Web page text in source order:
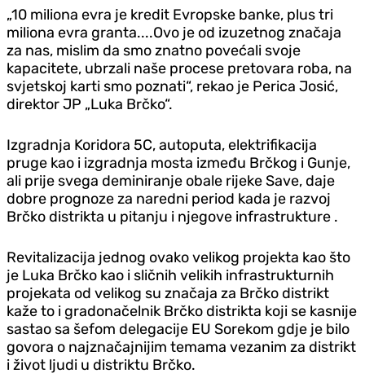
„10 miliona evra je kredit Evropske banke, plus tri
miliona evra granta....Ovo je od izuzetnog značaja
za nas, mislim da smo znatno povećali svoje
kapacitete, ubrzali naše procese pretovara roba, na
svjetskoj karti smo poznati“, rekao je Perica Josić,
direktor JP „Luka Brčko“.
Izgradnja Koridora 5C, autoputa, elektrifikacija
pruge kao i izgradnja mosta između Brčkog i Gunje,
ali prije svega deminiranje obale rijeke Save, daje
dobre prognoze za naredni period kada je razvoj
Brčko distrikta u pitanju i njegove infrastrukture .
Revitalizacija jednog ovako velikog projekta kao što
je Luka Brčko kao i sličnih velikih infrastrukturnih
projekata od velikog su značaja za Brčko distrikt
kaže to i gradonačelnik Brčko distrikta koji se kasnije
sastao sa šefom delegacije EU Sorekom gdje je bilo
govora o najznačajnijim temama vezanim za distrikt
i život ljudi u distriktu Brčko.